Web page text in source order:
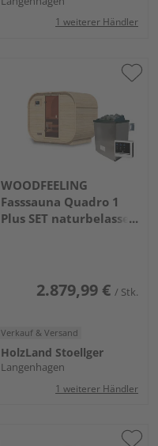
1 weiterer Händler
WOODFEELING
Fasssauna Quadro 1
Plus SET naturbelassen
2.879,99 € / Stk.
Verkauf & Versand
HolzLand Stoellger
Langenhagen
1 weiterer Händler